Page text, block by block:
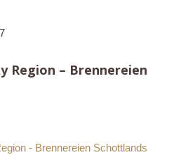
Region – Brennereien
- Brennereien Schottlands